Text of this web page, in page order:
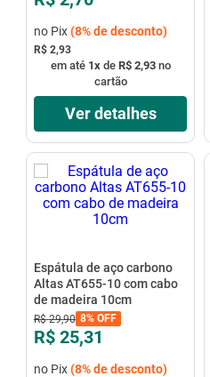
no Pix(8%de desconto)
R$ 2,93
em até 1xde R$ 2,93no
cartão
Ver detalhes
Espátula de aço carbono
Altas AT655-10 com cabo
de madeira 10cm
R$ 29,90 8%OFF
R$ 25,31
no Pix(8%de desconto)